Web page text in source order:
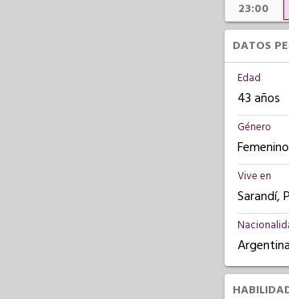
23:00
DATOS
Edad
43 años
Género
Femenino
Vive en
Sarandí,
Argentina